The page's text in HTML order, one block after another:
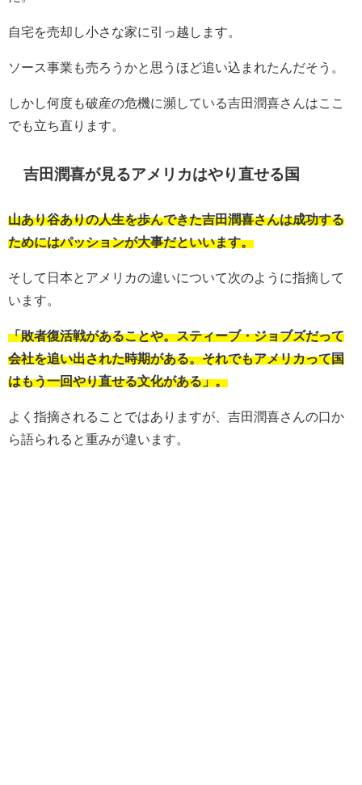
自宅を売却し小さな家に引っ越します。
ソース事業も売ろうかと思うほど追い込まれたんだそう。
しかし何度も破産の危機に瀕している吉田潤喜さんはここ
でも立ち直ります。
吉田潤喜が見るアメリカはやり直せる国
山あり谷ありの人生を歩んできた吉田潤喜さんは成功する
ためにはパッションが大事だといいます。
そして日本とアメリカの違いについて次のように指摘して
います。
「敗者復活戦があることや。スティーブ・ジョブズだって
会社を追い出された時期がある。それでもアメリカって国
はもう一回やり直せる文化がある」。
よく指摘されることではありますが、吉田潤喜さんの口か
ら語られると重みが違います。